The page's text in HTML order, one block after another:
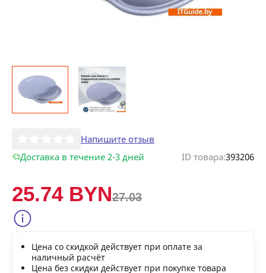
Напишите отзыв
Доставка в течение 2-3 дней
ID товара:393206
25.74 BYN27.03
Цена со скидкой действует при оплате за
наличный расчёт
Цена без скидки действует при покупке товара
Нашли дешевле?